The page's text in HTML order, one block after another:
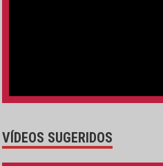
VÍDEOS SUGERIDOS